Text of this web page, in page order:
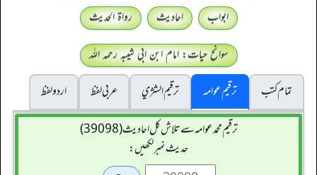
ابواب احادیث
رواۃ الحدیث
سوانح حیات: امام ابن ابی شیبہ رحمہ اللہ
تمام کتب
ترقیم عوامہ ترقيم الشژي عربی لفظ
اردو لفظ
ترقیم محمدعوامہ سے تلاش کل احادیث (39098)
حدیث نمبر لکھیں: